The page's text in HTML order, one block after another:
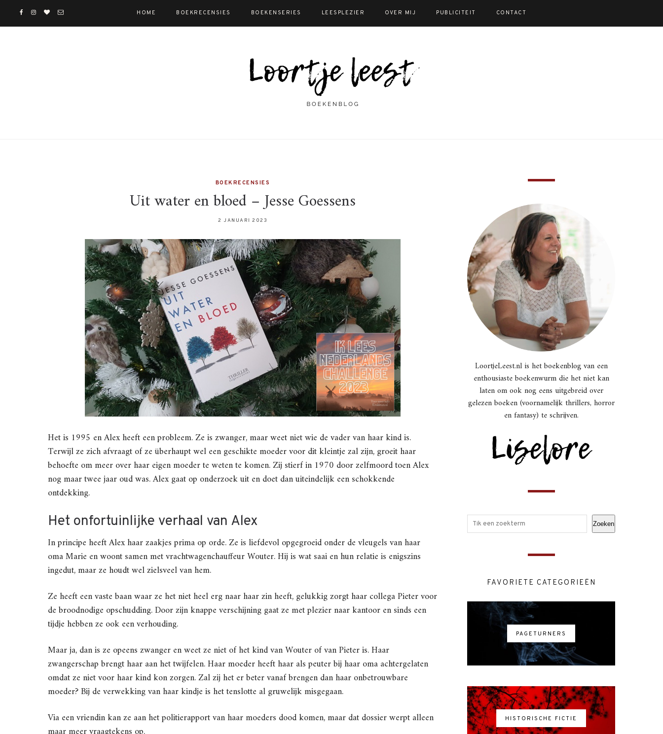
HOME BOEKRECENSIES BOEKENSERIES LEESPLEZIER OVER MIJ PUBLICITEIT CONTACT
BOEKRECENSIES
Uit water en bloed – Jesse Goessens
2 JANUARI 2023
Het is 1995 en Alex heeft een probleem. Ze is zwanger, maar weet niet wie de vader van haar kind is.
Terwijl ze zich afvraagt of ze überhaupt wel een geschikte moeder voor dit kleintje zal zijn, groeit haar
behoefte om meer over haar eigen moeder te weten te komen. Zij stierf in 1970 door zelfmoord toen Alex
nog maar twee jaar oud was. Alex gaat op onderzoek uit en doet dan uiteindelijk een schokkende
ontdekking.
Het onfortuinlijke verhaal van Alex
In principe heeft Alex haar zaakjes prima op orde. Ze is liefdevol opgegroeid onder de vleugels van haar
oma Marie en woont samen met vrachtwagenchauffeur Wouter. Hij is wat saai en hun relatie is enigszins
ingedut, maar ze houdt wel zielsveel van hem.
Ze heeft een vaste baan waar ze het niet heel erg naar haar zin heeft, gelukkig zorgt haar collega Pieter voor
de broodnodige opschudding. Door zijn knappe verschijning gaat ze met plezier naar kantoor en sinds een
tijdje hebben ze ook een verhouding.
Maar ja, dan is ze opeens zwanger en weet ze niet of het kind van Wouter of van Pieter is. Haar
zwangerschap brengt haar aan het twijfelen. Haar moeder heeft haar als peuter bij haar oma achtergelaten
omdat ze niet voor haar kind kon zorgen. Zal zij het er beter vanaf brengen dan haar onbetrouwbare
moeder? Bij de verwekking van haar kindje is het tenslotte al gruwelijk misgegaan.
Via een vriendin kan ze aan het politierapport van haar moeders dood komen, maar dat dossier werpt alleen
LoortjeLeest.nl is het boekenblog van een
enthousiaste boekenwurm die het niet kan
laten om ook nog eens uitgebreid over
gelezen boeken (voornamelijk thrillers, horror
en fantasy) te schrijven.
Zoeken
FAVORIETE CATEGORIEËN
PAGETURNERS
HISTORISCHE FICTIE